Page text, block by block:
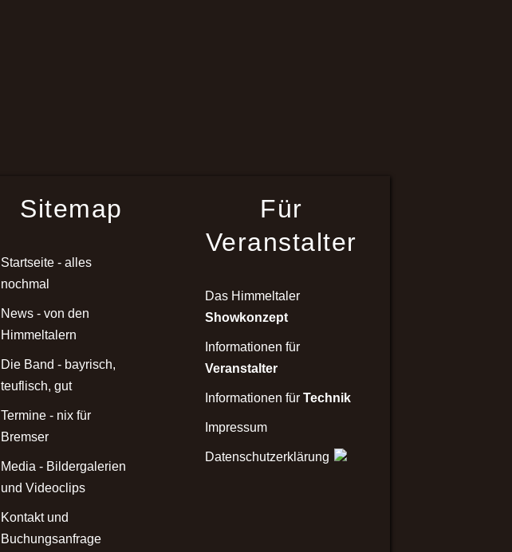
Sitemap
Startseite - alles
nochmal
News - von den
Himmeltalern
Die Band - bayrisch,
teuflisch, gut
Termine - nix für
Bremser
Media - Bildergalerien
und Videoclips
Kontakt und
Buchungsanfrage
Für
Veranstalter
Das Himmeltaler
Showkonzept
Informationen für
Veranstalter
Informationen fürTechnik
Impressum
Datenschutzerklärung